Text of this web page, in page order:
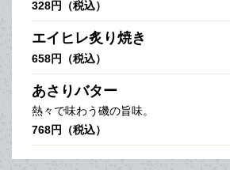
328円（税込）
エイヒレ炙り焼き
658円（税込）
あさりバター
熱々で味わう磯の旨味。
768円（税込）